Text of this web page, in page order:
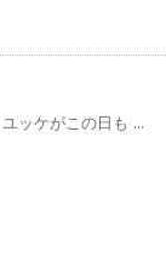
ッケがこの日も ...